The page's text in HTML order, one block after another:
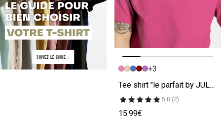
SUIVEZ LE GUIDE
Image précédente
Image suivante
+3
Tee shirt "le parfait by JULES" rose
5.0 (2)
15.99€